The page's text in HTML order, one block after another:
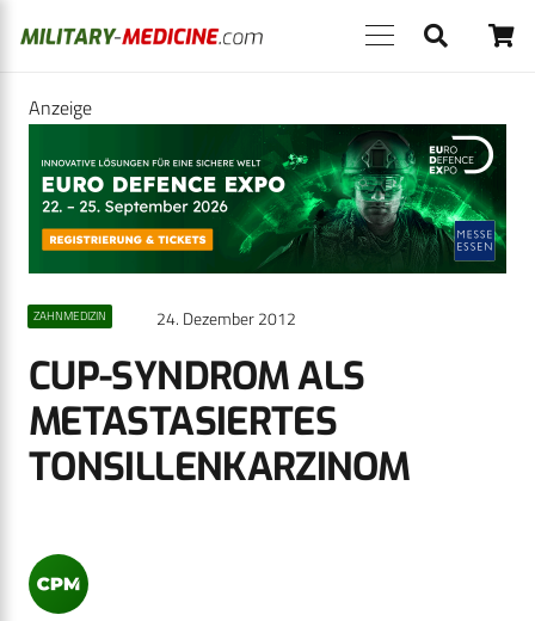
Anzeige
ZAHNMEDIZIN 24. Dezember 2012
CUP-SYNDROM ALS
METASTASIERTES
TONSILLENKARZINOM